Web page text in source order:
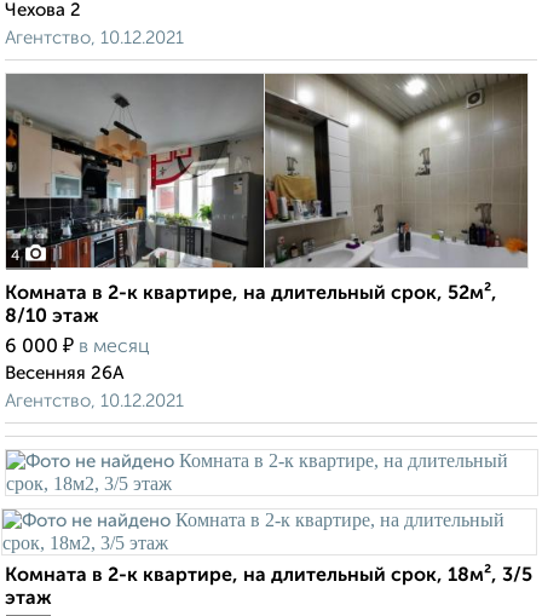
Чехова 2
Агентство, 10.12.2021
4
Комната в 2-к квартире, на длительный срок, 52м²,
8/10 этаж
6 000 ₽ в месяц
Весенняя 26А
Агентство, 10.12.2021
Комната в 2-к квартире, на длительный срок, 18м², 3/5
этаж